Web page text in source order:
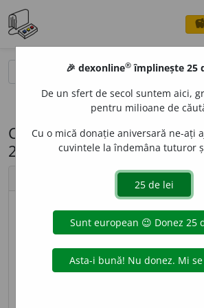
Cuvântul zilei, 3 februarie
2024
imagine ©
NE, omisiuni, s. f.Faptul
cu vederea, neglijare; lucru
🎉 dexonline® împlinește 25
De un sfert de secol suntem aici,
pentru milioane de
Cu o mică donație aniversară ne-ați
cuvintele la îndemâna tuturor